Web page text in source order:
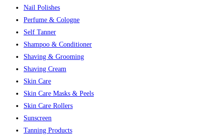
Nail Polishes
Perfume & Cologne
Self Tanner
Shampoo & Conditioner
Shaving & Grooming
Shaving Cream
Skin Care
Skin Care Masks & Peels
Skin Care Rollers
Sunscreen
Tanning Products